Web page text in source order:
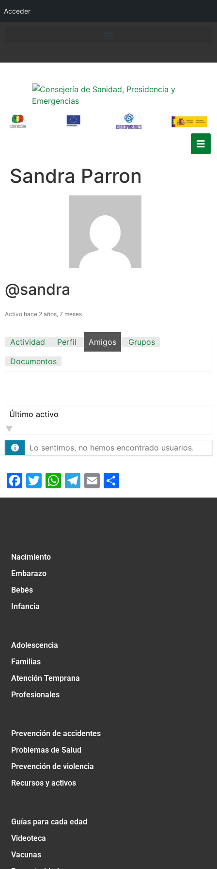
Acceder
Sandra Parron
@sandra
Activo hace 2 años, 7 meses
Actividad Perfil Amigos
Grupos
Documentos
Mostrar:
Lo sentimos, no hemos encontrado usuarios.
Facebook
Twitter
WhatsApp
Telegram
Email
Nacimiento
Embarazo
Bebés
Infancia
Adolescencia
Familias
Atención Temprana
Profesionales
Prevención de accidentes
Problemas de Salud
Prevención de violencia
Recursos y activos
Guías para cada edad
Videoteca
Vacunas